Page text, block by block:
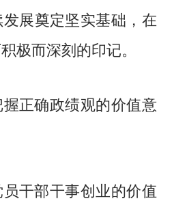
展奠定坚实基础，在
极而深刻的印记。
正确政绩观的价值意
干部干事创业的价值